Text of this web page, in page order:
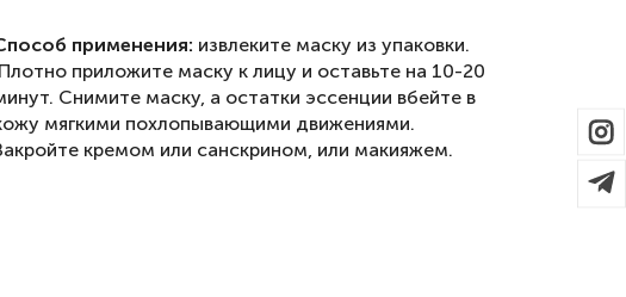
применения: извлеките маску из упаковки.
Плотно приложите маску к лицу и оставьте на 10-20
Снимите маску, а остатки эссенции вбейте в
мягкими похлопывающими движениями.
кремом или санскрином, или макияжем.